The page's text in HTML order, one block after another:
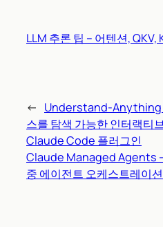
LLM 추론 팁 – 어텐션, QKV,
← Understand-Anything
스를 탐색 가능한 인터랙티
Claude Code 플러그인
Claude Managed Agents –
중 에이전트 오케스트레이